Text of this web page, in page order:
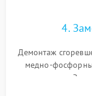
4.
Демонтаж
медно-
осушителя.
сломанных